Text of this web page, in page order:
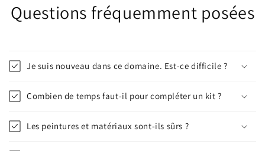
Questions fréquemment posées
Je suis nouveau dans ce domaine. Est-ce difficile ?
Combien de temps faut-il pour compléter un kit ?
Les peintures et matériaux sont-ils sûrs ?